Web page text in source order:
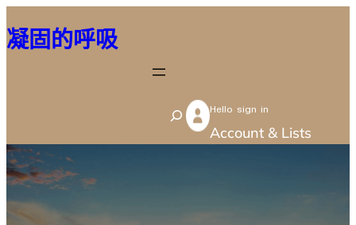
至
容
凝固的呼吸
S
e
Hello sign in
Account & Lists